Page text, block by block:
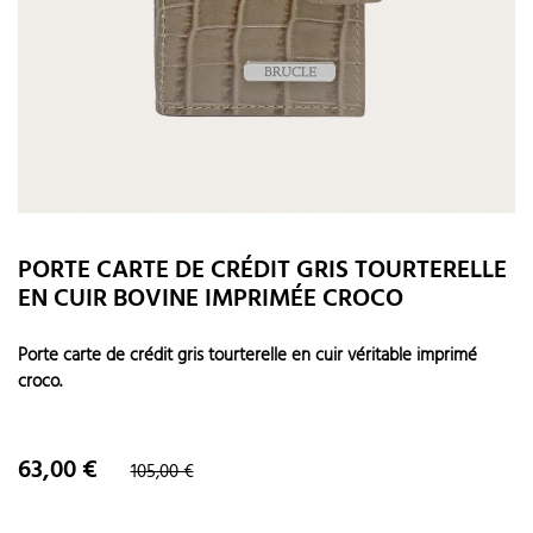
PORTE CARTE DE CRÉDIT GRIS TOURTERELLE
EN CUIR BOVINE IMPRIMÉE CROCO
Porte carte de crédit gris tourterelle en cuir véritable imprimé
croco.
Prix
63,00 € Prix
105,00 €